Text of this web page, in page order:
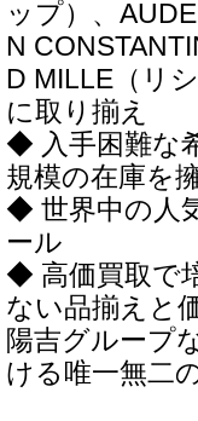
ップ）、
N
D MILLE（リ
に取り揃え
◆ 入手困難な
規模の在庫を
◆ 世界中の人
ール
◆ 高価買取で
ない品揃えと
陽吉グループ
ける唯一無二